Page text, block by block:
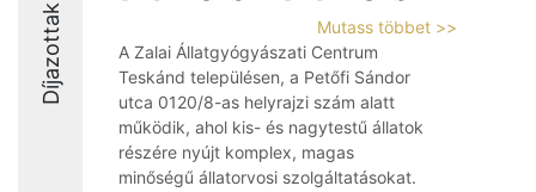
Díjazottak
Mutass többet >>
A Zalai Állatgyógyászati Centrum
Teskánd településen, a Petőfi Sándor
utca 0120/8-as helyrajzi szám alatt
működik, ahol kis- és nagytestű állatok
részére nyújt komplex, magas
minőségű állatorvosi szolgáltatásokat.